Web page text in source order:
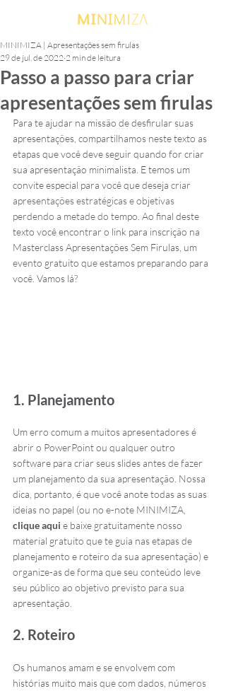
Passo a passo para criar
apresentações sem firulas
MINIMIZA | Apresentações sem firulas
29 de jul. de 2022 2 min de leitura
Para te ajudar na missão de desfirular suas
apresentações, compartilhamos neste texto as
etapas que você deve seguir quando for criar
sua apresentação minimalista. E temos um
convite especial para você que deseja criar
apresentações estratégicas e objetivas
perdendo a metade do tempo . Ao final deste
texto você encontrar o link para inscrição na
Masterclass Apresentações Sem Firulas, um
evento gratuito que estamos preparando para
você. Vamos lá?
1. Planejamento
Um erro comum a muitos apresentadores é
abrir o PowerPoint ou qualquer outro
software para criar seus slides antes de fazer
um planejamento da sua apresentação. Nossa
dica, portanto, é que você anote todas as suas
ideias no papel (ou no e-note MINIMIZA,
clique aqui e baixe gratuitamente nosso
material gratuito que te guia nas etapas de
planejamento e roteiro da sua apresentação) e
organize-as de forma que seu conteúdo leve
seu público ao objetivo previsto para sua
apresentação.
2. Roteiro
Os humanos amam e se envolvem com
histórias muito mais que com dados, números